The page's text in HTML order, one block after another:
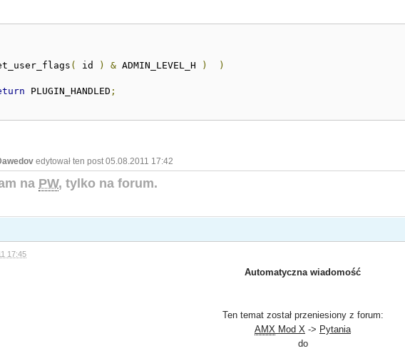
( id ) & ADMIN_LEVEL_H ) )
PLUGIN_HANDLED ;
edytował ten post 05.08.2011 17:42
na PW, tylko na forum.
17:45
Automatyczna wiadomość
Ten temat został przeniesiony z forum:
AMX Mod X -> Pytania
do